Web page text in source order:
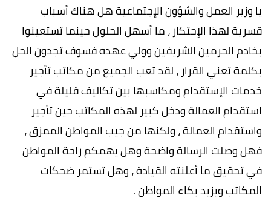
يا وزير العمل والشؤون الإجتماعية هل هناك أسباب
قسرية لهذا الإحتكار ، ما أسهل الحلول حينما تستعينوا
بخادم الحرمين الشريفين وولي عهده فسوف تجدون الحل
بكلمة تعني القرار ، لقد تعب الجميع من مكاتب تأجير
خدمات الإستقدام ومكاسبها بين تكاليف قليلة في
استقدام العمالة ودخل كبير لهذه المكاتب حين تأجير
واستقدام العمالة ، ولكنها من جيب المواطن الممزق ،
فهل وصلت الرسالة واضحة وهل يهمكم راحة المواطن
في تحقيق ما أعلنته القيادة ، وهل تستمر ضحكات
المكاتب ويزيد بكاء المواطن .